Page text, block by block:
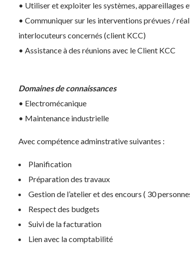
• Utiliser et exploiter les systèmes, appareillages
• Communiquer sur les interventions prévues /
interlocuteurs concernés (client KCC)
• Assistance à des réunions avec le Client KCC
Domaines de connaissances
• Electromécanique
• Maintenance industrielle
Avec compétence adminstrative suivantes :
Planification
Préparation des travaux
Gestion de l’atelier et des encours ( 30
Respect des budgets
Suivi de la facturation
Lien avec la comptabilité